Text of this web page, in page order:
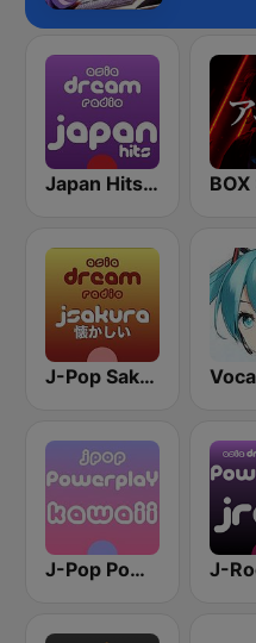
Japan Hits - Asia DREAM Radio
J-Pop Sakura 懐かしい
J-Pop Powerplay Kawaii